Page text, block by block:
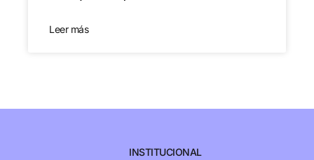
Leer más
INSTITUCIONAL